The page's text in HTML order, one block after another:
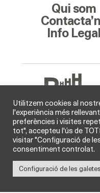
Qui som
Info Legal
Utilitzem cookies al
l'experiència més
preferències i visites
tot", accepteu l'ús de
visitar "Configuració de
consentiment controlat.
Configuració de les galetes